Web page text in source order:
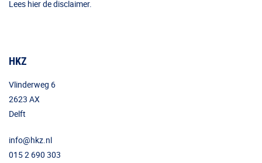
Lees hier de disclaimer.
HKZ
Vlinderweg 6
2623 AX
Delft
info@hkz.nl
015 2 690 303